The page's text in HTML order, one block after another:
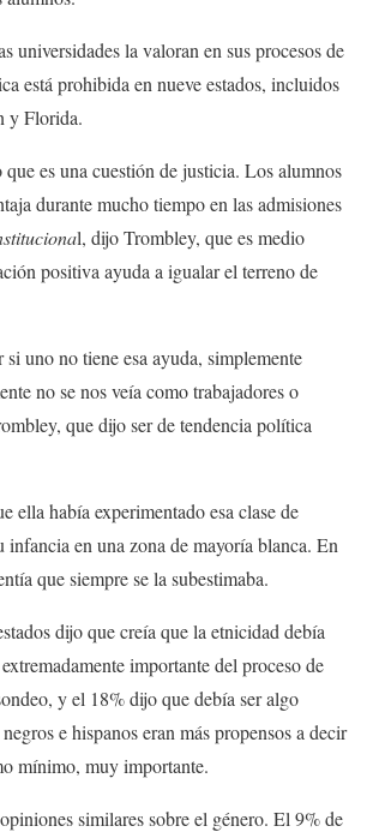
universidades la valoran en sus procesos de
está prohibida en nueve estados, incluidos
y Florida.
es una cuestión de justicia. Los alumnos
durante mucho tiempo en las admisiones
l, dijo Trombley, que es medio
positiva ayuda a igualar el terreno de
uno no tiene esa ayuda, simplemente
no se nos veía como trabajadores o
que dijo ser de tendencia política
ella había experimentado esa clase de
infancia en una zona de mayoría blanca. En
que siempre se la subestimaba.
dijo que creía que la etnicidad debía
importante del proceso de
y el 18% dijo que debía ser algo
e hispanos eran más propensos a decir
mínimo, muy importante.
similares sobre el género. El 9% de